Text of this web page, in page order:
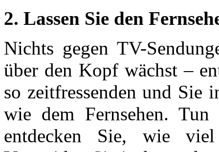
2. Lassen Sie den
Nichts gegen TV-
über den Kopf wächst –
so zeitfressenden und Sie
wie dem Fernsehen.
entdecken Sie, wie